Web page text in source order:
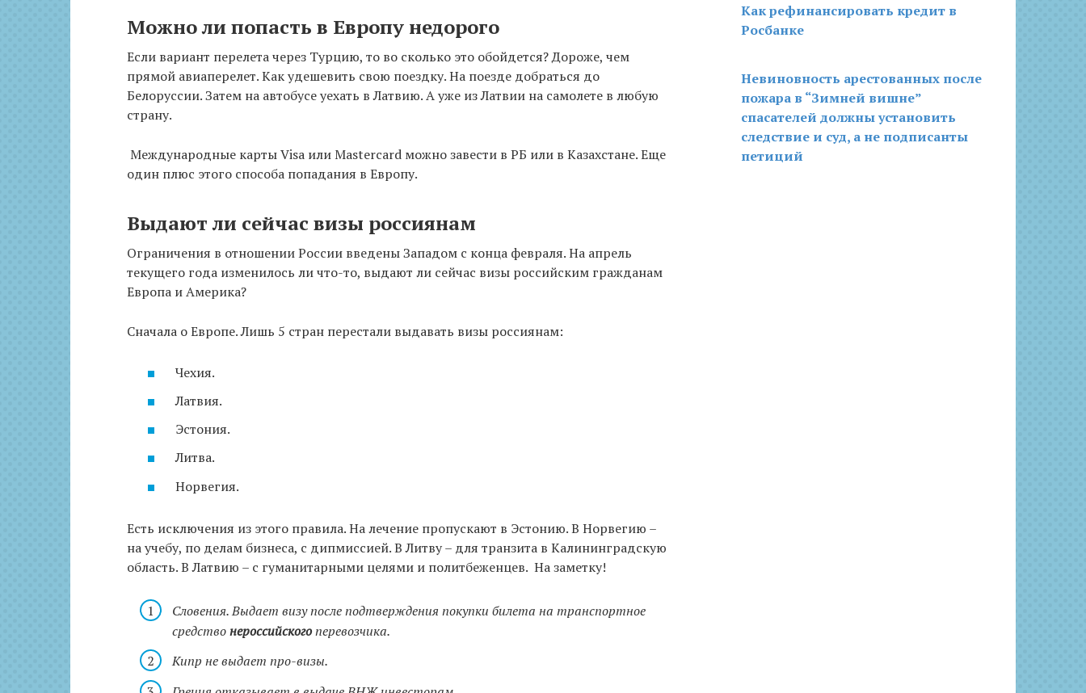
Можно ли попасть в Европу недорого
Если вариант перелета через Турцию, то во сколько это обойдется? Дороже, чем
прямой авиаперелет. Как удешевить свою поездку. На поезде добраться до
Белоруссии. Затем на автобусе уехать в Латвию. А уже из Латвии на самолете в любую
страну.
Международные карты Visa или Mastercard можно завести в РБ или в Казахстане. Еще
один плюс этого способа попадания в Европу.
Выдают ли сейчас визы россиянам
Ограничения в отношении России введены Западом с конца февраля. На апрель
текущего года изменилось ли что-то, выдают ли сейчас визы российским гражданам
Европа и Америка?
Сначала о Европе. Лишь 5 стран перестали выдавать визы россиянам:
Чехия.
Латвия.
Эстония.
Литва.
Норвегия.
Есть исключения из этого правила. На лечение пропускают в Эстонию. В Норвегию –
на учебу, по делам бизнеса, с дипмиссией. В Литву – для транзита в Калининградскую
область. В Латвию – с гуманитарными целями и политбеженцев. На заметку!
Словения. Выдает визу после подтверждения покупки билета на транспортное
средствонероссийскогоперевозчика.
Кипр не выдает про-визы.
Как рефинансировать кредит в
Росбанке
Невиновность арестованных после
пожара в “Зимней вишне”
спасателей должны установить
следствие и суд, а не подписанты
петиций